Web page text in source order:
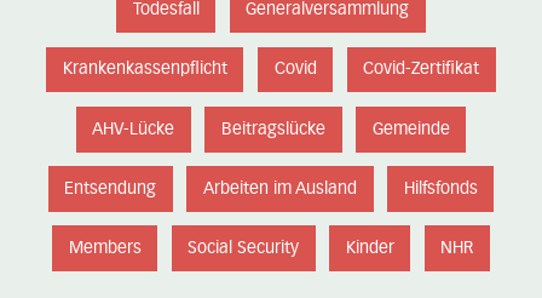
Todesfall Generalversammlung
Krankenkassenpflicht Covid Covid-Zertifikat
AHV-Lücke Beitragslücke Gemeinde
Entsendung Arbeiten im Ausland Hilfsfonds
Members Social Security Kinder NHR